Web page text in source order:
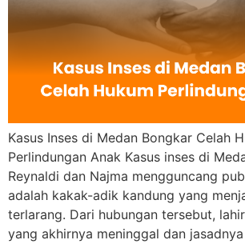
Kasus Inses di Medan Bongkar Celah
Perlindungan Anak Kasus inses di
Reynaldi dan Najma mengguncang
adalah kakak-adik kandung yang
terlarang. Dari hubungan tersebut,
yang akhirnya meninggal dan